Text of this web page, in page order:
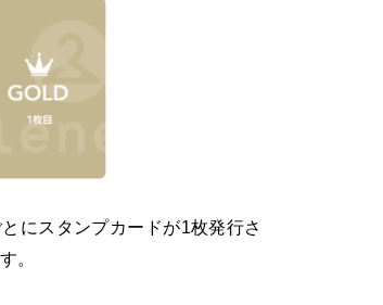
にスタンプカードが1枚発行さ
。